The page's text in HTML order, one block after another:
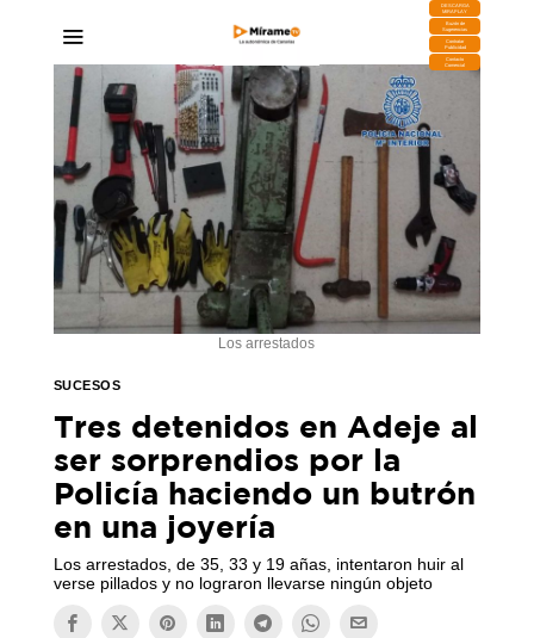
DESCARGA
MIRAPLAY
Buzón de
Sugerencias
Contratar
Publicidad
Contacto
Comercial
Los arrestados
SUCESOS
Tres detenidos en Adeje al
ser sorprendios por la
Policía haciendo un butrón
en una joyería
Los arrestados, de 35, 33 y 19 añas, intentaron huir al
verse pillados y no lograron llevarse ningún objeto